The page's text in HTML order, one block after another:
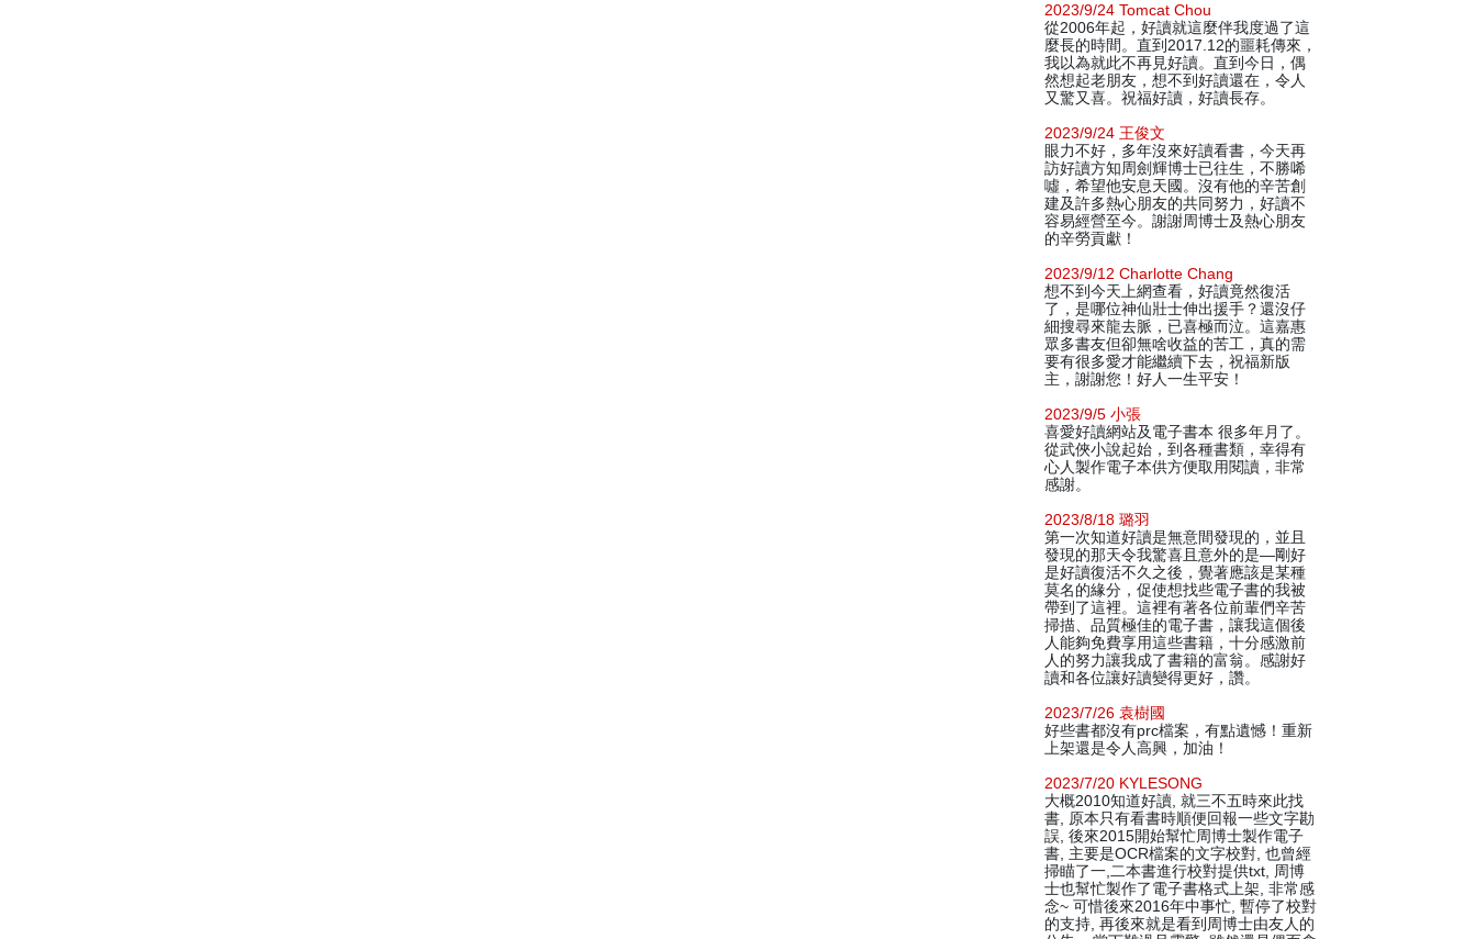
2023/9/24 Tomcat Chou
從2006年起，好讀就這麼伴我度過了這
麼長的時間。直到2017.12的噩耗傳來，
我以為就此不再見好讀。直到今日，偶
然想起老朋友，想不到好讀還在，令人
又驚又喜。祝福好讀，好讀長存。
2023/9/24 王俊文
眼力不好，多年沒來好讀看書，今天再
訪好讀方知周劍輝博士已往生，不勝唏
噓，希望他安息天國。沒有他的辛苦創
建及許多熱心朋友的共同努力，好讀不
容易經營至今。謝謝周博士及熱心朋友
的辛勞貢獻！
2023/9/12 Charlotte Chang
想不到今天上網查看，好讀竟然復活
了，是哪位神仙壯士伸出援手？還沒仔
細搜尋來龍去脈，已喜極而泣。這嘉惠
眾多書友但卻無啥收益的苦工，真的需
要有很多愛才能繼續下去，祝福新版
主，謝謝您！好人一生平安！
2023/9/5 小張
喜愛好讀網站及電子書本 很多年月了。
從武俠小說起始，到各種書類，幸得有
心人製作電子本供方便取用閱讀，非常
感謝。
2023/8/18 璐羽
第一次知道好讀是無意間發現的，並且
發現的那天令我驚喜且意外的是—剛好
是好讀復活不久之後，覺著應該是某種
莫名的緣分，促使想找些電子書的我被
帶到了這裡。這裡有著各位前輩們辛苦
掃描、品質極佳的電子書，讓我這個後
人能夠免費享用這些書籍，十分感激前
人的努力讓我成了書籍的富翁。感謝好
讀和各位讓好讀變得更好，讚。
2023/7/26 袁樹國
好些書都沒有prc檔案，有點遺憾！重新
上架還是令人高興，加油！
2023/7/20 KYLESONG
大概2010知道好讀, 就三不五時來此找
書, 原本只有看書時順便回報一些文字勘
誤, 後來2015開始幫忙周博士製作電子
書, 主要是OCR檔案的文字校對, 也曾經
掃瞄了一,二本書進行校對提供txt, 周博
士也幫忙製作了電子書格式上架, 非常感
念~ 可惜後來2016年中事忙, 暫停了校對
的支持, 再後來就是看到周博士由友人的